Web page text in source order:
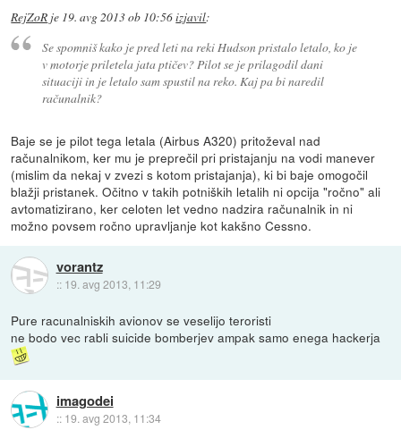
RejZoR je 19. avg 2013 ob 10:56izjavil:
Se spomniš kako je pred leti na reki Hudson pristalo letalo, ko je
v motorje priletela jata ptičev? Pilot se je prilagodil dani
situaciji in je letalo sam spustil na reko. Kaj pa bi naredil
računalnik?
Baje se je pilot tega letala (Airbus A320) pritoževal nad
računalnikom, ker mu je preprečil pri pristajanju na vodi manever
(mislim da nekaj v zvezi s kotom pristajanja), ki bi baje omogočil
blažji pristanek. Očitno v takih potniških letalih ni opcija "ročno" ali
avtomatizirano, ker celoten let vedno nadzira računalnik in ni
možno povsem ročno upravljanje kot kakšno Cessno.
vorantz
:: 19. avg 2013, 11:29
Pure racunalniskih avionov se veselijo teroristi
ne bodo vec rabli suicide bomberjev ampak samo enega hackerja
imagodei
:: 19. avg 2013, 11:34